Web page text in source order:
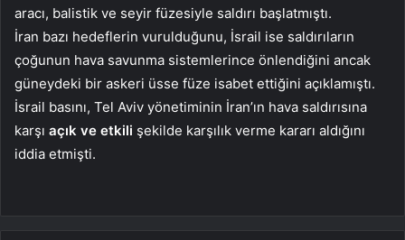
aracı, balistik ve seyir füzesiyle saldırı başlatmıştı.
İran bazı hedeflerin vurulduğunu, İsrail ise saldırıların
çoğunun hava savunma sistemlerince önlendiğini ancak
güneydeki bir askeri üsse füze isabet ettiğini açıklamıştı.
İsrail basını, Tel Aviv yönetiminin İran’ın hava saldırısına
karşı açık ve etkili şekilde karşılık verme kararı aldığını
iddia etmişti.